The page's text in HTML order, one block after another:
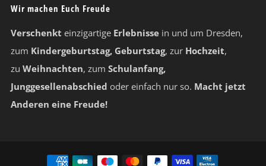
Wir machen Euch Freude
Verschenkt einzigartige Erlebnisse in und um Dresden,
zum Kindergeburtstag, Geburtstag, zur Hochzeit,
zu Weihnachten, zum Schulanfang,
Junggesellenabschied oder einfach nur so. Macht jetzt
Anderen eine Freude!